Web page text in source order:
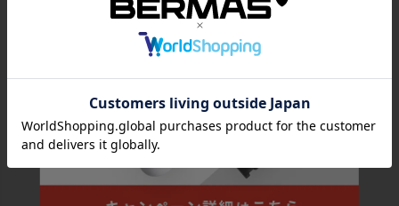
その他のフロントオープン
View More